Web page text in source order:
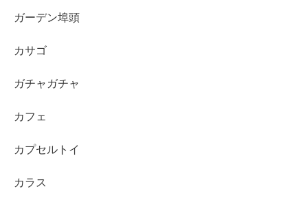
ガーデン埠頭
カサゴ
ガチャガチャ
カフェ
カプセルトイ
カラス